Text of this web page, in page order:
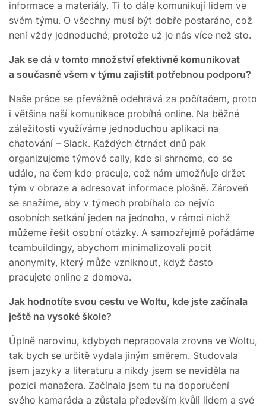
informace a materiály. Ti to dále komunikují lidem ve
svém týmu. O všechny musí být dobře postaráno, což
není vždy jednoduché, protože už je nás více než sto.
Jak se dá v tomto množství efektivně komunikovat
a současně všem v týmu zajistit potřebnou podporu?
Naše práce se převážně odehrává za počítačem, proto
i většina naší komunikace probíhá online. Na běžné
záležitosti využíváme jednoduchou aplikaci na
chatování – Slack. Každých čtrnáct dnů pak
organizujeme týmové cally, kde si shrneme, co se
událo, na čem kdo pracuje, což nám umožňuje držet
tým v obraze a adresovat informace plošně. Zároveň
se snažíme, aby v týmech probíhalo co nejvíc
osobních setkání jeden na jednoho, v rámci nichž
můžeme řešit osobní otázky. A samozřejmě pořádáme
teambuildingy, abychom minimalizovali pocit
anonymity, který může vzniknout, když často
pracujete online z domova.
Jak hodnotíte svou cestu ve Woltu, kde jste začínala
ještě na vysoké škole?
Úplně narovinu, kdybych nepracovala zrovna ve Woltu,
tak bych se určitě vydala jiným směrem. Studovala
jsem jazyky a literaturu a nikdy jsem se neviděla na
pozici manažera. Začínala jsem tu na doporučení
svého kamaráda a zůstala především kvůli lidem a své